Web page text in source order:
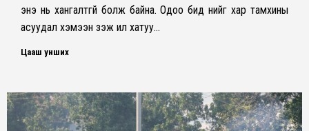
энэ нь хангалтгүй болж байна. Одоо бид үүнийг хар тамхины
асуудал хэмээн үзэж илүү хатуу…
Цааш унших